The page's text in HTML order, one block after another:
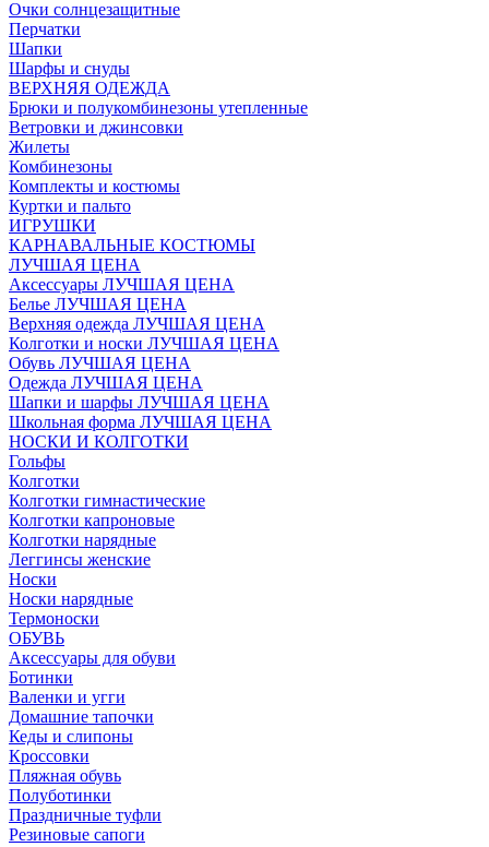
Очки солнцезащитные
Перчатки
Шапки
Шарфы и снуды
ВЕРХНЯЯ ОДЕЖДА
Брюки и полукомбинезоны утепленные
Ветровки и джинсовки
Жилеты
Комбинезоны
Комплекты и костюмы
Куртки и пальто
ИГРУШКИ
КАРНАВАЛЬНЫЕ КОСТЮМЫ
ЛУЧШАЯ ЦЕНА
Аксессуары ЛУЧШАЯ ЦЕНА
Белье ЛУЧШАЯ ЦЕНА
Верхняя одежда ЛУЧШАЯ ЦЕНА
Колготки и носки ЛУЧШАЯ ЦЕНА
Обувь ЛУЧШАЯ ЦЕНА
Одежда ЛУЧШАЯ ЦЕНА
Шапки и шарфы ЛУЧШАЯ ЦЕНА
Школьная форма ЛУЧШАЯ ЦЕНА
НОСКИ И КОЛГОТКИ
Гольфы
Колготки
Колготки гимнастические
Колготки капроновые
Колготки нарядные
Леггинсы женские
Носки
Носки нарядные
Термоноски
ОБУВЬ
Аксессуары для обуви
Ботинки
Валенки и угги
Домашние тапочки
Кеды и слипоны
Кроссовки
Пляжная обувь
Полуботинки
Праздничные туфли
Резиновые сапоги